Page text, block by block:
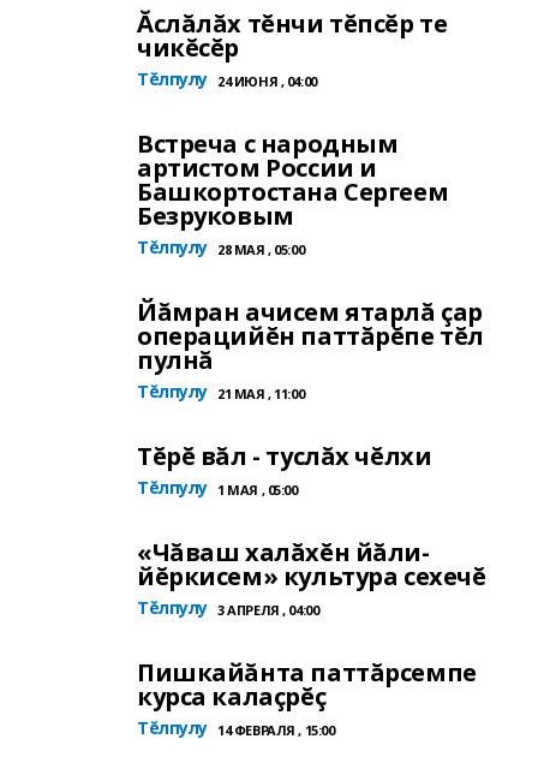
Ăслăлăх тĕнчи тĕпсĕр те
чикĕсĕр
Тĕлпулу 24 ИЮНЯ , 04:00
Встреча с народным
артистом России и
Башкортостана Сергеем
Безруковым
Тĕлпулу 28 МАЯ , 05:00
Йăмран ачисем ятарлă çар
операцийĕн паттăрĕпе тĕл
пулнă
Тĕлпулу 21 МАЯ , 11:00
Тĕрĕ вăл - туслăх чĕлхи
Тĕлпулу 1 МАЯ , 05:00
«Чăваш халăхĕн йăли-
йĕркисем» культура сехечĕ
Тĕлпулу 3 АПРЕЛЯ , 04:00
Пишкайăнта паттăрсемпе
курса калаçрĕç
Тĕлпулу 14 ФЕВРАЛЯ , 15:00